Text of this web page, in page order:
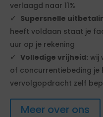
verlaagd naar 11%
Supersnelle
heeft voldaan staat je
uur op je rekening
Volledige vrijheid: wij
of concurrentiebeding je
vervolgopdracht zelf
Meer over ons